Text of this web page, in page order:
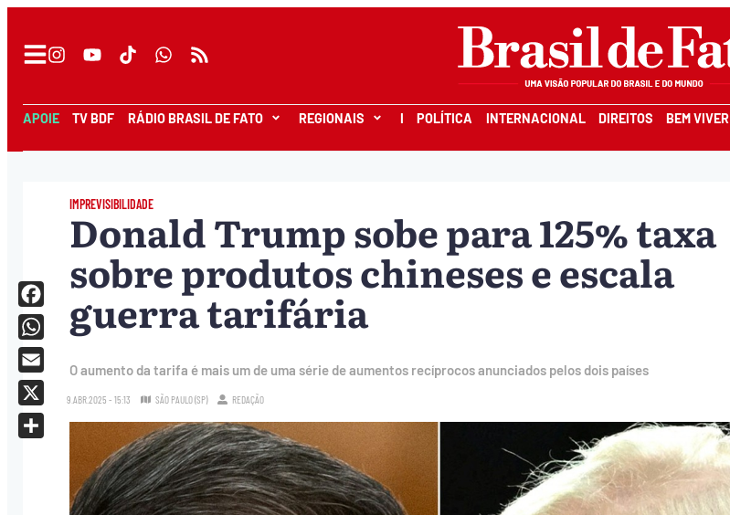
APOIE TV BDF RÁDIO BRASIL DE FATO REGIONAIS I POLÍTICA INTERNACIONAL DIREITOS BEM VIVER
IMPREVISIBILIDADE
Donald Trump sobe para 125% taxa
sobre produtos chineses e escala
guerra tarifária
O aumento da tarifa é mais um de uma série de aumentos recíprocos anunciados pelos dois países
9.ABR.2025 - 15:13 SÃO PAULO (SP) REDAÇÃO
Facebook
WhatsApp
Email
X